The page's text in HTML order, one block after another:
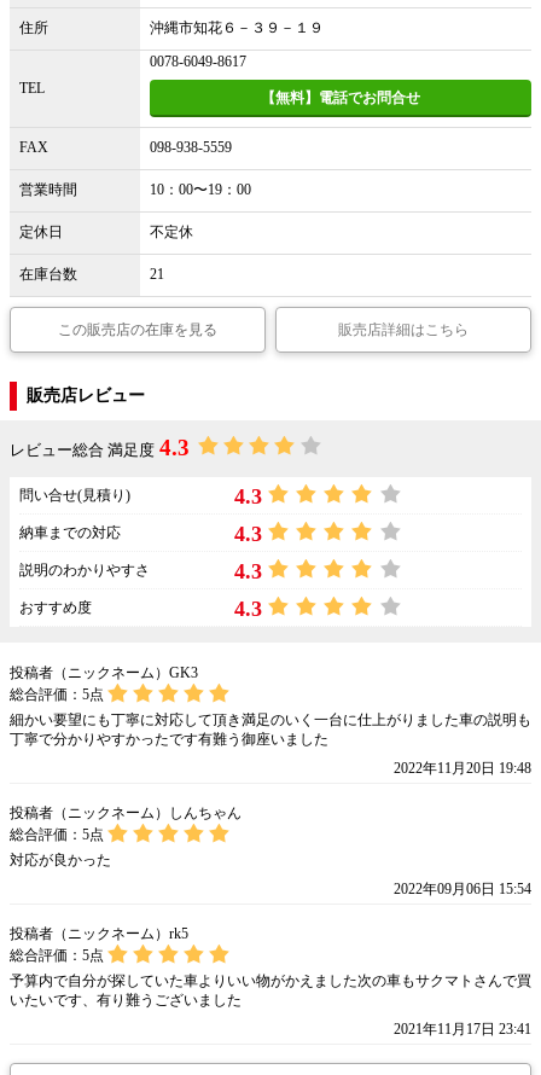
住所 沖縄市知花６－３９－１９
TEL
0078-6049-8617
【無料】電話でお問合せ
FAX 098-938-5559
営業時間 10：00〜19：00
定休日 不定休
在庫台数 21
この販売店の在庫を見る 販売店詳細はこちら
販売店レビュー
レビュー総合 満足度 4.3
問い合せ(見積り) 4.3
納車までの対応 4.3
説明のわかりやすさ 4.3
おすすめ度 4.3
投稿者（ニックネーム）GK3
総合評価： 5点
細かい要望にも丁寧に対応して頂き満足のいく一台に仕上がりました車の説明も
丁寧で分かりやすかったです有難う御座いました
2022年11月20日 19:48
投稿者（ニックネーム）しんちゃん
総合評価： 5点
対応が良かった
2022年09月06日 15:54
投稿者（ニックネーム）rk5
総合評価： 5点
予算内で自分が探していた車よりいい物がかえました次の車もサクマトさんで買
いたいです、有り難うございました
2021年11月17日 23:41